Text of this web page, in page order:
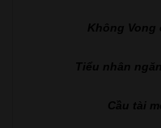
Không Vong
Tiểu nhân
Cầu tài